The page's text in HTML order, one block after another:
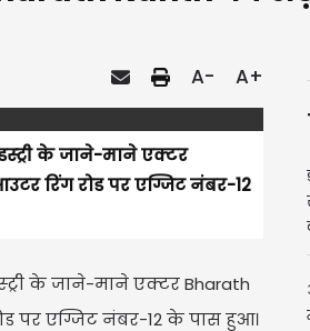
A- A+
के जाने-माने एक्टर
रिंग रोड पर एग्जिट नंबर-12
के जाने-माने एक्टर Bharath
पर एग्जिट नंबर-12 के पास हुआ।